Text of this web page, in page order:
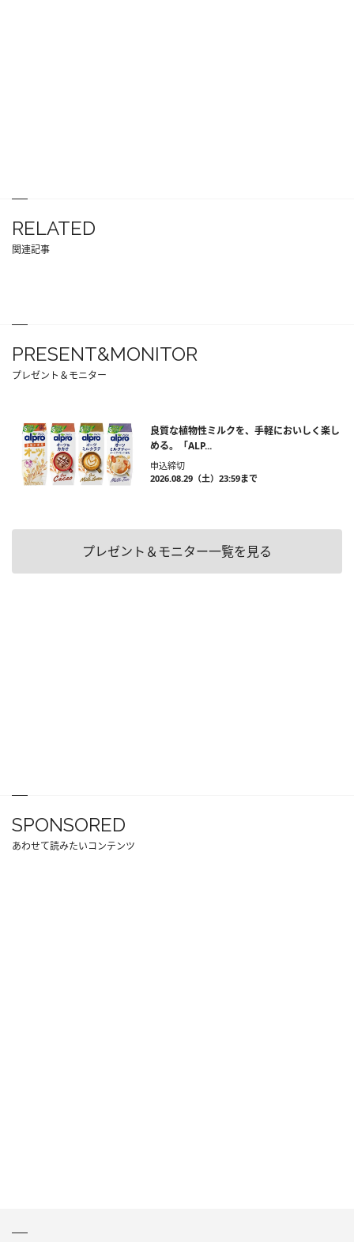
RELATED
関連記事
PRESENT&MONITOR
プレゼント＆モニター
良質な植物性ミルクを、手軽においしく楽し
める。「ALP...
申込締切
2026.08.29（土）23:59まで
プレゼント＆モニター一覧を見る
SPONSORED
あわせて読みたいコンテンツ